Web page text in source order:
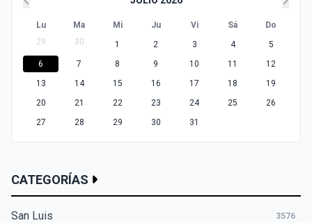
Lu Ma Mi Ju Vi Sá
Do
29
30 1 2 3 4
5
6
7 8 9 10 11
12
13
14 15 16 17 18
19
20
21 22 23 24 25
26
27
28 29 30 31
CATEGORÍAS
San Luis 3576